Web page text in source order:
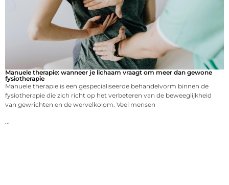
Manuele therapie: wanneer je lichaam vraagt om meer dan gewone
fysiotherapie
Manuele therapie is een gespecialiseerde behandelvorm binnen de
fysiotherapie die zich richt op het verbeteren van de beweeglijkheid
van gewrichten en de wervelkolom. Veel mensen